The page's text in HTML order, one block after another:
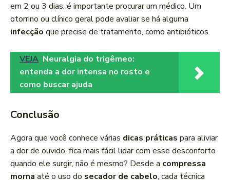
em 2 ou 3 dias, é importante procurar um médico. Um
otorrino ou clínico geral pode avaliar se há alguma
infecção que precise de tratamento, como antibióticos.
VEJA Neuralgia do trigêmeo:
entenda a dor intensa no rosto e
como buscar ajuda
Conclusão
Agora que você conhece várias dicas práticas para aliviar
a dor de ouvido, fica mais fácil lidar com esse desconforto
quando ele surgir, não é mesmo? Desde a compressa
morna até o uso do secador de cabelo, cada técnica